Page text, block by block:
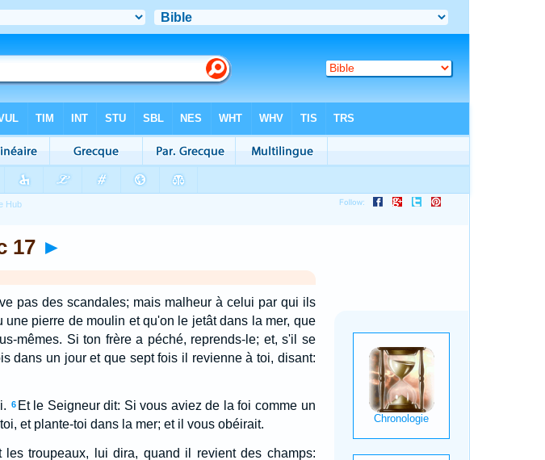
17 ►
pas des scandales; mais malheur à celui par qui ils
une pierre de moulin et qu'on le jetât dans la mer, que
mêmes. Si ton frère a péché, reprends-le; et, s'il se
dans un jour et que sept fois il revienne à toi, disant:
6 Et le Seigneur dit: Si vous aviez de la foi comme un
et plante-toi dans la mer; et il vous obéirait.
troupeaux, lui dira, quand il revient des champs: